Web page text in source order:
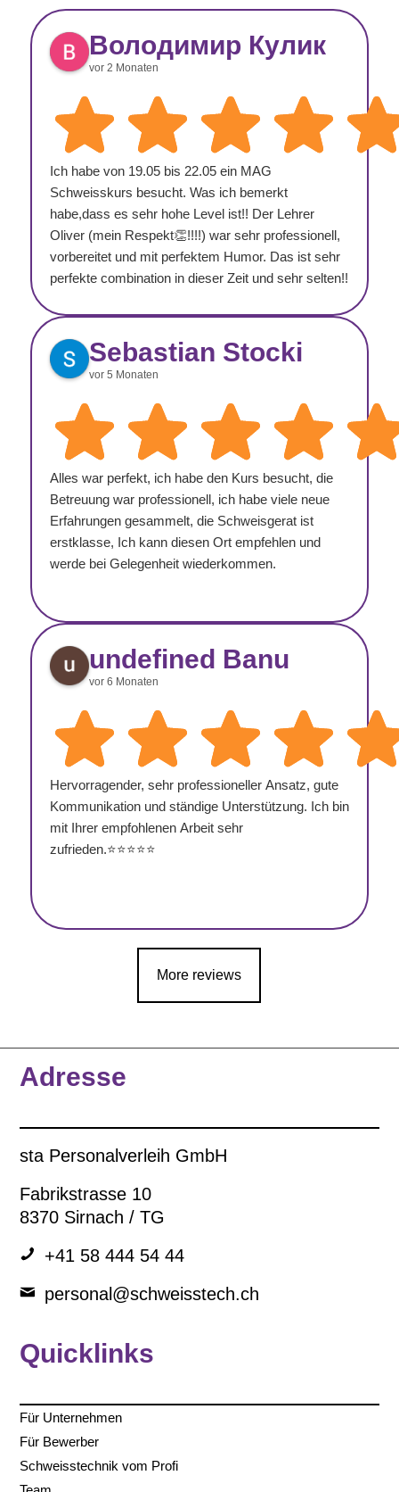
Володимир Кулик
vor 2 Monaten
Ich habe von 19.05 bis 22.05 ein MAG
Schweisskurs besucht. Was ich bemerkt
habe,dass es sehr hohe Level ist!! Der Lehrer
Oliver (mein Respekt👏!!!!) war sehr professionell,
vorbereitet und mit perfektem Humor. Das ist sehr
perfekte combination in dieser Zeit und sehr selten!!
Kurs empfehlen!!!! Alle meine Fragen,was ich
hatte,waren abgeschlossen und voll erklärt!!! Die
Anlage sind sehr modernisch und sehr präzise!!! In
Zukunft würde ich gerne nit Oliver lernen. Vielen
besten Dank!!!! Volodymyr Kulyk
Sebastian Stocki
vor 5 Monaten
Alles war perfekt, ich habe den Kurs besucht, die
Betreuung war professionell, ich habe viele neue
Erfahrungen gesammelt, die Schweisgerat ist
erstklasse, Ich kann diesen Ort empfehlen und
werde bei Gelegenheit wiederkommen.
undefined Banu
vor 6 Monaten
Hervorragender, sehr professioneller Ansatz, gute
Kommunikation und ständige Unterstützung. Ich bin
mit Ihrer empfohlenen Arbeit sehr
zufrieden.⭐⭐⭐⭐⭐
More reviews
Adresse
sta Personalverleih GmbH
Fabrikstrasse 10
8370 Sirnach / TG
+41 58 444 54 44
personal@schweisstech.ch
Quicklinks
Für Unternehmen
Für Bewerber
Schweisstechnik vom Profi